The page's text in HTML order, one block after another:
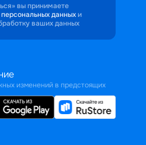
вы принимаете
данных и
ваших данных
изменений в предстоящих